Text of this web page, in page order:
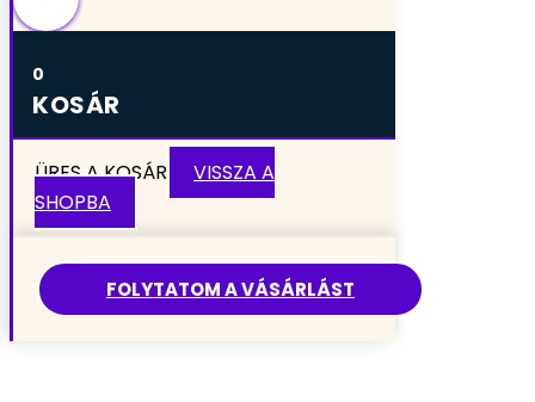
0
KOSÁR
ÜRES A KOSÁR
VISSZA A
SHOPBA
FOLYTATOM A VÁSÁRLÁST